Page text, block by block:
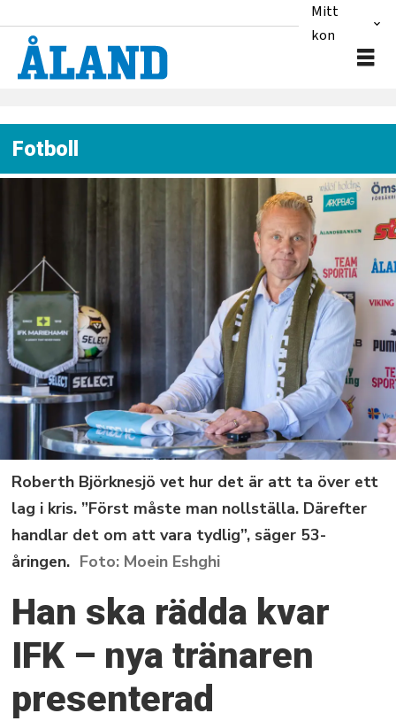
Mitt
konto
Fotboll
Roberth Björknesjö vet hur det är att ta över ett
lag i kris. ”Först måste man nollställa. Därefter
handlar det om att vara tydlig”, säger 53-
åringen.
Moein Eshghi
Han ska rädda kvar
IFK – nya tränaren
presenterad